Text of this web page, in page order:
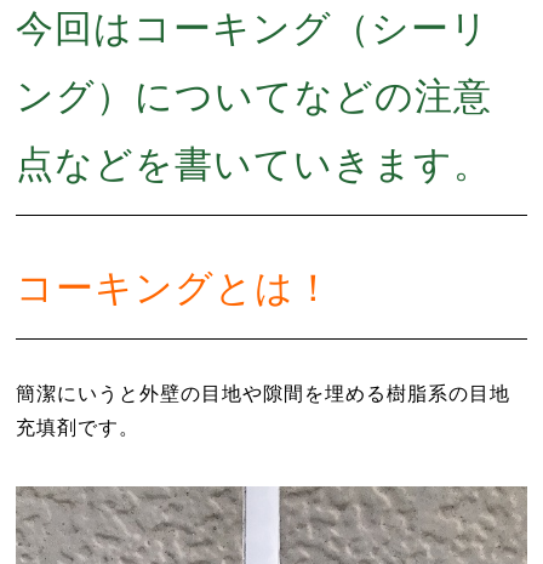
今回はコーキング（シーリ
ング）についてなどの注意
点などを書いていきます。
コーキングとは！
簡潔にいうと外壁の目地や隙間を埋める樹脂系の目地
充填剤です。